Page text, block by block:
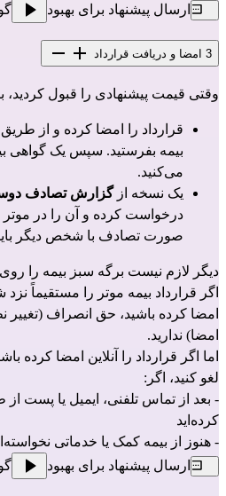
ارسال پیشنهاد برای بهبود
3 امضا و دریافت قرارداد
وقتی قیمت پیشنهادی را قبول کردید،
می‌کنید.
یک نسخه از گزارش تصادف
صورت تصادف با شخص دیگر باید
دیگر لازم نیست برگه سبز بیمه را
امضا) ندارید.
لغو کنید، اگر:
کرده‌اید
- هنوز از بیمه کمک یا خدماتی نخواسته‌اید.
ارسال پیشنهاد برای بهبود